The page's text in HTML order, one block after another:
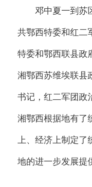
邓中夏一到苏区
共鄂西特委和红二
特委和鄂西联县政
湘鄂西苏维埃联县
书记，红二军团政
湘鄂西根据地有了
上、经济上制定
地的进一步发展提